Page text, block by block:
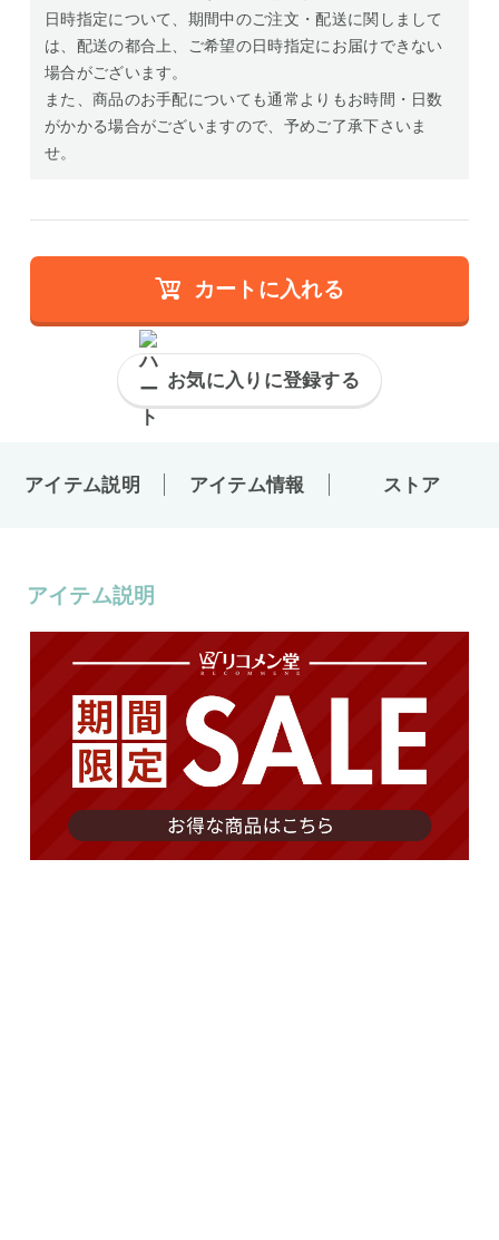
日時指定について、期間中のご注文・配送に関しまして
は、配送の都合上、ご希望の日時指定にお届けできない
場合がございます。
また、商品のお手配についても通常よりもお時間・日数
がかかる場合がございますので、予めご了承下さいま
せ。
カートに入れる
お気に入りに登録する
アイテム説明 アイテム情報 ストア
アイテム説明